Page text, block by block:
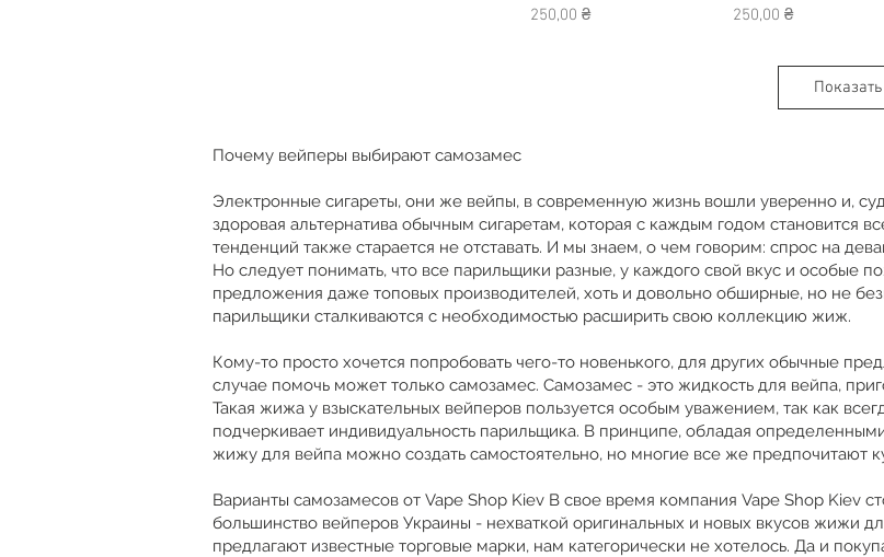
Цена
250,00 ₴
Цена
250,00 ₴
​Почему вейперы выбирают самозамес
Электронные сигареты, они же вейпы, в современную жизнь вошли уверенно и,
здоровая альтернатива обычным сигаретам, которая с каждым годом становится
тенденций также старается не отставать. И мы знаем, о чем говорим: спрос на
Но следует понимать, что все парильщики разные, у каждого свой вкус и особые
предложения даже топовых производителей, хоть и довольно обширные, но не
парильщики сталкиваются с необходимостью расширить свою коллекцию жиж.
Кому-то просто хочется попробовать чего-то новенького, для других обычные
случае помочь может только самозамес. Самозамес - это жидкость для вейпа,
Такая жижа у взыскательных вейперов пользуется особым уважением, так как
подчеркивает индивидуальность парильщика. В принципе, обладая
жижу для вейпа можно создать самостоятельно, но многие все же предпочитают
Варианты самозамесов от Vape Shop Kiev В свое время компания Vape Shop Kiev
большинство вейперов Украины - нехваткой оригинальных и новых вкусов жижи
предлагают известные торговые марки, нам категорически не хотелось. Да и